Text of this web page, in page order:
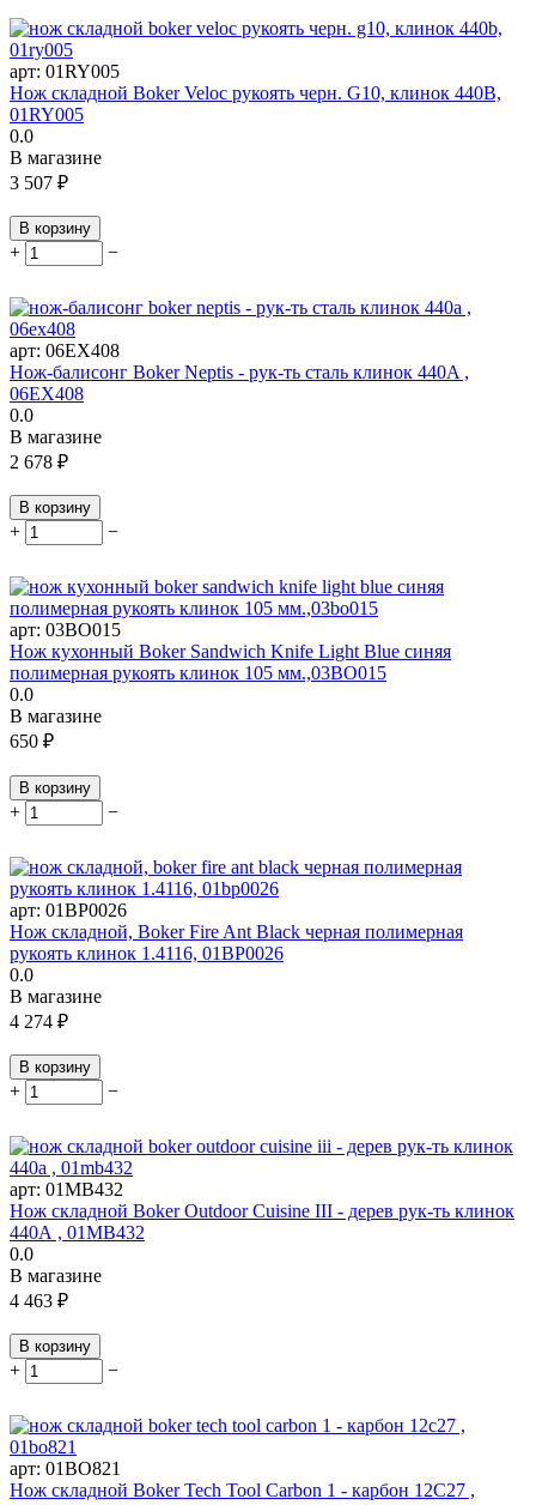
арт: 01RY005
Нож складной Boker Veloc рукоять черн. G10, клинок 440B,
01RY005
0.0
В магазине
3 507 ₽
В корзину
+ −
арт: 06EX408
Нож-балисонг Boker Neptis - рук-ть сталь клинок 440A ,
06EX408
0.0
В магазине
2 678 ₽
В корзину
+ −
арт: 03BO015
Нож кухонный Boker Sandwich Knife Light Blue синяя
полимерная рукоять клинок 105 мм.,03BO015
0.0
В магазине
650 ₽
В корзину
+ −
арт: 01BP0026
Нож складной, Boker Fire Ant Black черная полимерная
рукоять клинок 1.4116, 01BP0026
0.0
В магазине
4 274 ₽
В корзину
+ −
арт: 01MB432
Нож складной Boker Outdoor Cuisine III - дерев рук-ть клинок
440А , 01MB432
0.0
В магазине
4 463 ₽
В корзину
+ −
арт: 01BO821
Нож складной Boker Tech Tool Carbon 1 - карбон 12C27 ,